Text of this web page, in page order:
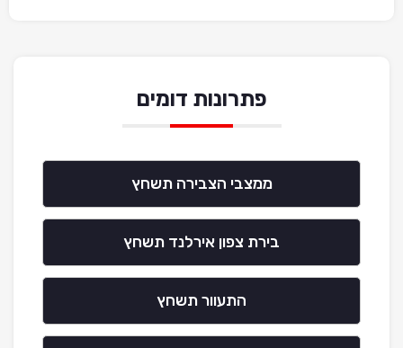
פתרונות דומים
ממצבי הצבירה תשחץ
בירת צפון אירלנד תשחץ
התעוור תשחץ